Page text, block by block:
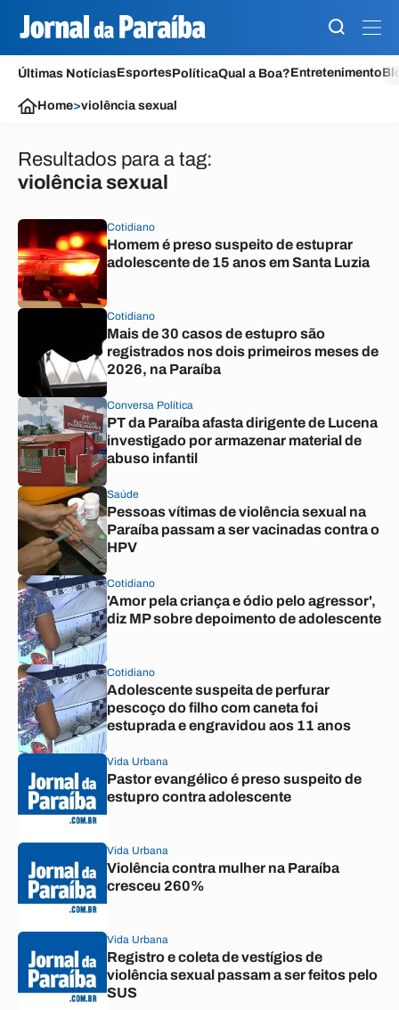
Últimas NotíciasEsportesPolíticaQual a Boa?Entretenimento
Home>violência sexual
Resultados para a tag:
violência sexual
Cotidiano
Homem é preso suspeito de estuprar
adolescente de 15 anos em Santa Luzia
Cotidiano
Mais de 30 casos de estupro são
registrados nos dois primeiros meses de
2026, na Paraíba
Conversa Política
PT da Paraíba afasta dirigente de Lucena
investigado por armazenar material de
abuso infantil
Saúde
Pessoas vítimas de violência sexual na
Paraíba passam a ser vacinadas contra o
HPV
Cotidiano
'Amor pela criança e ódio pelo agressor',
diz MP sobre depoimento de adolescente
Cotidiano
Adolescente suspeita de perfurar
pescoço do filho com caneta foi
estuprada e engravidou aos 11 anos
Vida Urbana
Pastor evangélico é preso suspeito de
estupro contra adolescente
Vida Urbana
Violência contra mulher na Paraíba
cresceu 260%
Vida Urbana
Registro e coleta de vestígios de
violência sexual passam a ser feitos pelo
SUS